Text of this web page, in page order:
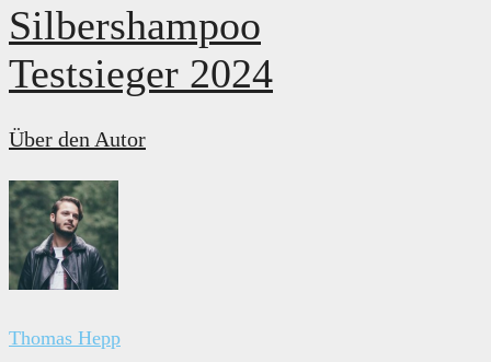
Silbershampoo
Testsieger 2024
Über den Autor
Thomas Hepp